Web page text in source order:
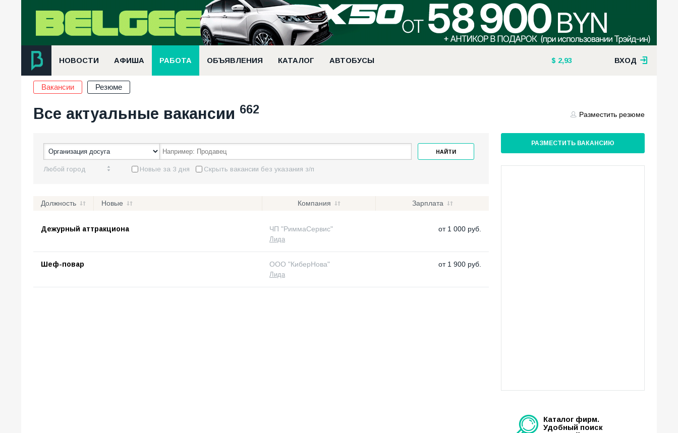
НОВОСТИ АФИША РАБОТА ОБЪЯВЛЕНИЯ КАТАЛОГ АВТОБУСЫ 2,93 ВХОД
Вакансии Резюме
Все актуальные вакансии 662 Разместить резюме
НАЙТИ
Любой город Новые за 3 дня Скрыть вакансии без указания з/п
Должность Новые Компания Зарплата
Дежурный аттракциона ЧП "РиммаСервис"
Лида
от 1 000 руб.
Шеф-повар ООО "КиберНова"
Лида
от 1 900 руб.
РАЗМЕСТИТЬ ВАКАНСИЮ
Каталог фирм.
Удобный поиск